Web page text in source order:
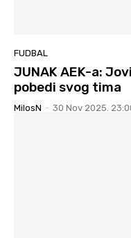
FUDBAL
JUNAK AEK-a:
pobedi svog tima
MilosN - 30 Nov 2025.